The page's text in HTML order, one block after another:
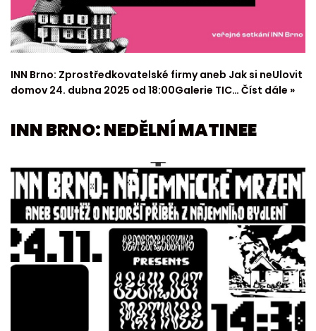
INN Brno: Zprostředkovatelské firmy aneb Jak si neUlovit
domov 24. dubna 2025 od 18:00Galerie TIC… Číst dále »
INN BRNO: NEDĚLNÍ MATINEE